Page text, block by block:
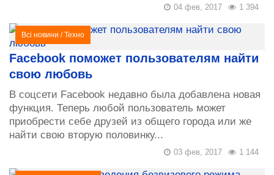
1 394
04 фев, 2017
Всі новини /Техно
Facebook поможет пользователям найти
свою любовь
В соцсети Facebook недавно была добавлена новая
функция. Теперь любой пользователь может
приобрести себе друзей из общего города или же
найти свою вторую половинку...
1 144
03 фев, 2017